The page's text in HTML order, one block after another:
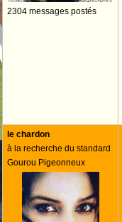
2304 messages postés
le chardon
à la recherche du standard
Gourou Pigeonneux